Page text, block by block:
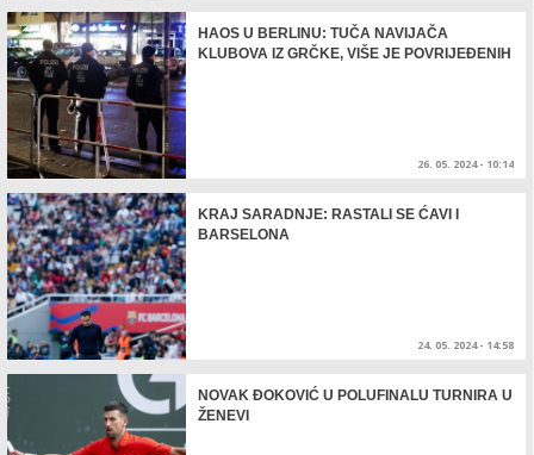
HAOS U BERLINU: TUČA NAVIJAČA
KLUBOVA IZ GRČKE, VIŠE JE POVRIJEĐENIH
26. 05. 2024 - 10:14
KRAJ SARADNJE: RASTALI SE ĆAVI I
BARSELONA
24. 05. 2024 - 14:58
NOVAK ĐOKOVIĆ U POLUFINALU TURNIRA U
ŽENEVI